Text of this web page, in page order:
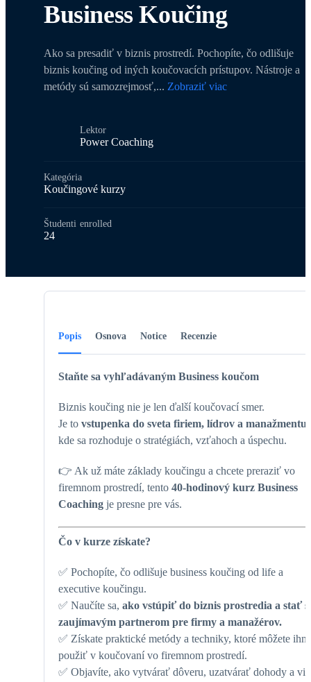
Business Koučing
Ako sa presadiť v biznis prostredí. Pochopíte, čo odlišuje
biznis koučing od iných koučovacích prístupov. Nástroje a
metódy sú samozrejmosť,... Zobraziť viac
Lektor
Power Coaching
Kategória
Koučingové kurzy
24
Študenti enrolled
Popis Osnova Notice Recenzie
Staňte sa vyhľadávaným Business koučom
Biznis koučing nie je len ďalší koučovací smer.
Je to vstupenka do sveta firiem, lídrov a manažmentu
kde sa rozhoduje o stratégiách, vzťahoch a úspechu.
👉 Ak už máte základy koučingu a chcete preraziť vo
firemnom prostredí, tento 40-hodinový kurz Business
Coaching je presne pre vás.
Čo v kurze získate?
✅ Pochopíte, čo odlišuje business koučing od life a
executive koučingu.
✅ Naučíte sa, ako vstúpiť do biznis prostredia a stať
zaujímavým partnerom pre firmy a manažérov.
✅ Získate praktické metódy a techniky, ktoré môžete
použiť v koučovaní vo firemnom prostredí.
✅ Objavíte, ako vytvárať dôveru, uzatvárať dohody a